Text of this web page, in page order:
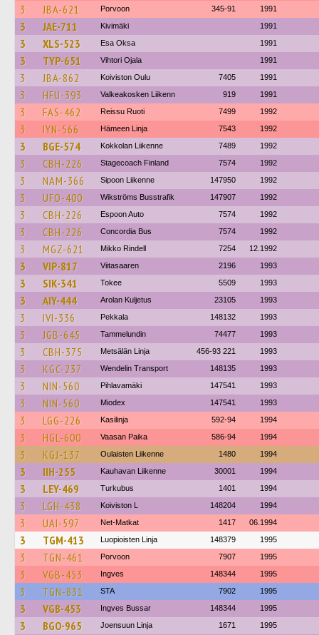
3 JBA-621 Porvoon 345-91 1991
3 JAE-711 Kivimäki 1991
3 XLS-523 Esa Oksa 1991
3 TYP-651 Vihtori Ojala 1991
3 JBA-862 Koiviston Oulu 7405 1991
3 HFU-393 Valkeakosken Liikenn 919 1991
3 FAS-462 Reissu Ruoti 7499 1992
3 IYN-566 Hämeen Linja 7543 1992
3 BGE-574 Kokkolan Liikenne 7489 1992
3 CBH-226 Stagecoach Finland 7574 1992
3 NAM-366 Sipoon Liikenne 147950 1992
3 UFO-400 Wikströms Busstrafik 147907 1992
3 CBH-226 Espoon Auto 7574 1992
3 CBH-226 Concordia Bus 7574 1992
3 MGZ-621 Mikko Rindell 7254 12.1992
3 VIP-817 Viitasaaren 2196 1993
3 SIK-341 Tokee 5509 1993
3 AIY-444 Arolan Kuljetus 23105 1993
3 IVI-336 Pekkala 148132 1993
3 JGB-645 Tammelundin 74477 1993
3 CBH-375 Metsälän Linja 456-93 221 1993
3 KGC-237 Wendelin Transport 148135 1993
3 NIN-560 Pihlavamäki 147541 1993
3 NIN-560 Miodex 147541 1993
3 LGG-226 Kasilinja 592-94 1994
3 HGL-600 Vaasan Paika 586-94 1994
3 KGJ-137 Oulaisten Liikenne 1480 1994
3 IIH-255 Kauhavan Liikenne 30001 1994
3 LEY-469 Turkubus 1401 1994
3 LGH-438 Koiviston L 148204 1994
3 UAI-597 Net-Matkat 1417 06.1994
3 TGM-413 Luopioisten Linja 148379 1995
3 TGN-461 Porvoon 7907 1995
3 VGB-453 Ingves 148344 1995
3 TGN-831 STA 7902 1995
3 VGB-453 Ingves Bussar 148344 1995
3 BGO-965 Joensuun Linja 1671 1995